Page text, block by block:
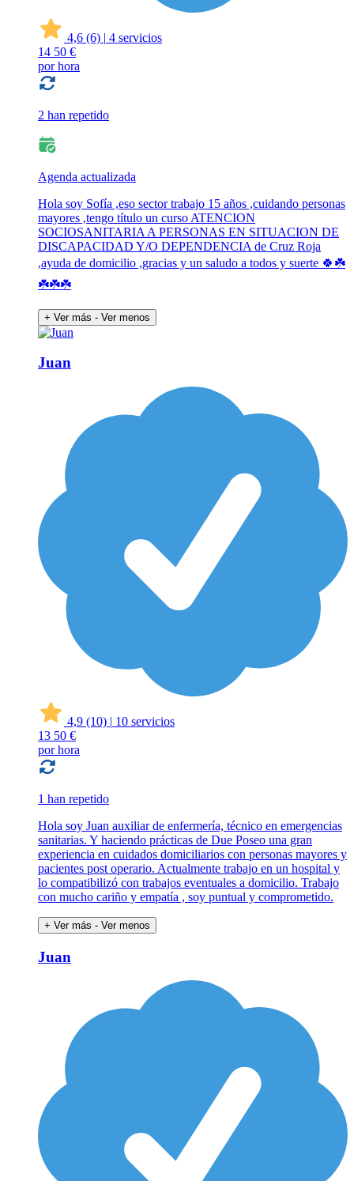
4,6 (6) | 4 servicios
14 50 €
por hora
2 han repetido
Agenda actualizada
Hola soy Sofía ,eso sector trabajo 15 años ,cuidando personas
mayores ,tengo título un curso ATENCION
SOCIOSANITARIA A PERSONAS EN SITUACION DE
DISCAPACIDAD Y/O DEPENDENCIA de Cruz Roja
,ayuda de domicilio ,gracias y un saludo a todos y suerte 🍀☘️
☘️☘️☘️
+ Ver más - Ver menos
Juan
4,9 (10) | 10 servicios
13 50 €
por hora
1 han repetido
Hola soy Juan auxiliar de enfermería, técnico en emergencias
sanitarias. Y haciendo prácticas de Due Poseo una gran
experiencia en cuidados domiciliarios con personas mayores y
pacientes post operario. Actualmente trabajo en un hospital y
lo compatibilizó con trabajos eventuales a domicilio. Trabajo
con mucho cariño y empatía , soy puntual y comprometido.
+ Ver más - Ver menos
Juan